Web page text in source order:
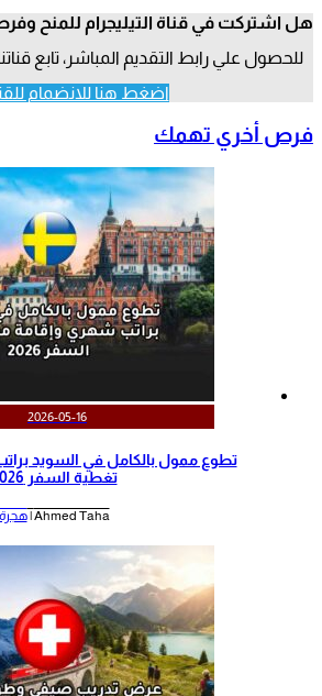
هل اشتركت في قناة التيليجرام للمنح
للحصول علي رابط التقديم المباشر، تابع قناتنا
اضغط هنا للانضمام
فرص أخري تهمك
2026-05-16
تطوع ممول بالكامل في السويد
تغطية السفر 2026
Ahmed Taha | هجرة